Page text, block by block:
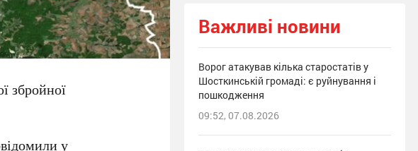
збройної
у
Важливі новини
Ворог атакував кілька старостатів у
Шосткинській громаді: є руйнування і
пошкодження
09:52, 07.08.2026